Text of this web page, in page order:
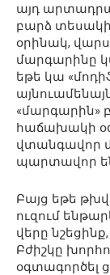
այդ
բարձ տեսակի
օրինակ,
մարգարինը
եթե կա
«մարգարին»
հաճախակի
վտանգավոր
պարտավոր
Բայց եթե
ուզում
վերը
Բժիշկը
օգտագործել